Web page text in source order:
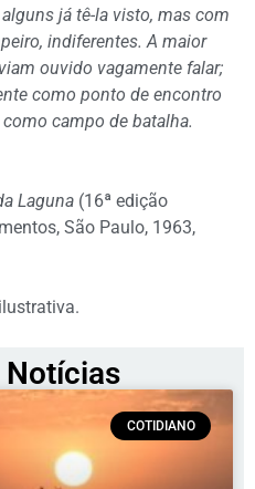
já tê-la visto, mas com
indiferentes. A maior
ouvido vagamente falar;
como ponto de encontro
campo de batalha.
Laguna (16ª edição
São Paulo, 1963,
Notícias
COTIDIANO